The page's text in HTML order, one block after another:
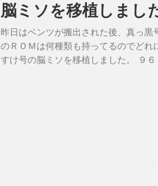
脳ミソを移植しまし
昨日はベンツが搬出された後、真っ
のＲＯＭは何種類も持ってるのでど
すけ号の脳ミソを移植しました。 ９